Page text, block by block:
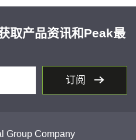
取产品资讯和Peak最
订阅
Group Company